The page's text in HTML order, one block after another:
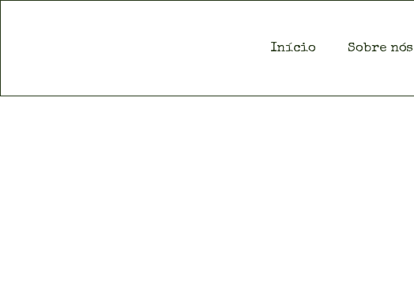
Início Sobre nós